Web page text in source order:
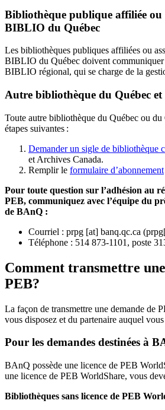
Bibliothèque publique affiliée ou
BIBLIO du Québec
Les bibliothèques publiques affiliées ou
BIBLIO du Québec doivent communiquer
BIBLIO régional, qui se charge de la
Autre bibliothèque du Québec
Toute autre bibliothèque du Québec ou
étapes suivantes :
Demander un sigle de bibliothèque
et Archives Canada.
Remplir le formulaire d’abonnement
Pour toute question sur l’adhésion au
PEB, communiquez avec l’équipe du
de BAnQ :
Courriel : prpg [at] banq.qc.ca (
Téléphone : 514 873-1101, poste
Comment transmettre
PEB?
La façon de transmettre une demande de
vous disposez et du partenaire auquel
Pour les demandes destinées à
BAnQ possède une licence de PEB
une licence de PEB WorldShare, vous
Bibliothèques sans licence de PEB